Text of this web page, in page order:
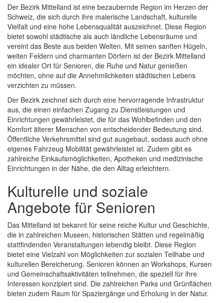
Der Bezirk Mittelland ist eine bezaubernde Region im Herzen der
Schweiz, die sich durch ihre malerische Landschaft, kulturelle
Vielfalt und eine hohe Lebensqualität auszeichnet. Diese Region
bietet sowohl städtische als auch ländliche Lebensräume und
vereint das Beste aus beiden Welten. Mit seinen sanften Hügeln,
weiten Feldern und charmanten Dörfern ist der Bezirk Mittelland
ein idealer Ort für Senioren, die Ruhe und Natur genießen
möchten, ohne auf die Annehmlichkeiten städtischen Lebens
verzichten zu müssen.
Der Bezirk zeichnet sich durch eine hervorragende Infrastruktur
aus, die einen einfachen Zugang zu Dienstleistungen und
Einrichtungen gewährleistet, die für das Wohlbefinden und den
Komfort älterer Menschen von entscheidender Bedeutung sind.
Öffentliche Verkehrsmittel sind gut ausgebaut, sodass auch ohne
eigenes Fahrzeug Mobilität gewährleistet ist. Zudem gibt es
zahlreiche Einkaufsmöglichkeiten, Apotheken und medizinische
Einrichtungen in der Nähe, die den Alltag erleichtern.
Kulturelle und soziale
Angebote für Senioren
Das Mittelland ist bekannt für seine reiche Kultur und Geschichte,
die in zahlreichen Museen, historischen Stätten und regelmäßig
stattfindenden Veranstaltungen lebendig bleibt. Diese Region
bietet eine Vielzahl von Möglichkeiten zur sozialen Teilhabe und
kulturellen Bereicherung. Senioren können an Workshops, Kursen
und Gemeinschaftsaktivitäten teilnehmen, die speziell für ihre
Interessen konzipiert sind. Die zahlreichen Parks und Grünflächen
bieten zudem Raum für Spaziergänge und Erholung in der Natur.